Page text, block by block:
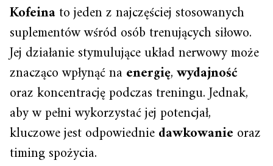
Kofeinato jeden z najczęściej stosowanych
suplementów wśród osób trenujących siłowo.
Jej działanie stymulujące układ nerwowy może
znacząco wpłynąć naenergię,wydajność
oraz koncentrację podczas treningu. Jednak,
aby w pełni wykorzystać jej potencjał,
kluczowe jest odpowiedniedawkowanie oraz
timing spożycia.